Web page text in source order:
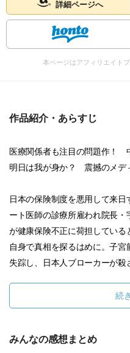
詳細ページへ
本ページはアフィリエイト
作品紹介・あらすじ
医療関係者も注目の問題作！
明日は我が身か？ 震撼のメデ
日本の保険制度を悪用して来
ート医師の診療所雇われ院長
が健康保険不正に荷担してい
自身で真相を探るはめに。子
失踪し、日本人ブローカーが殺
続
みんなの感想まとめ